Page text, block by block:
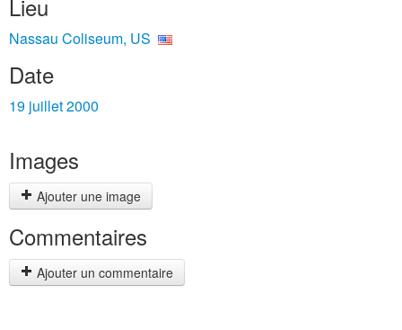
Lieu
Nassau Coliseum, US
Date
19 juillet 2000
Images
Ajouter une image
Commentaires
Ajouter un commentaire